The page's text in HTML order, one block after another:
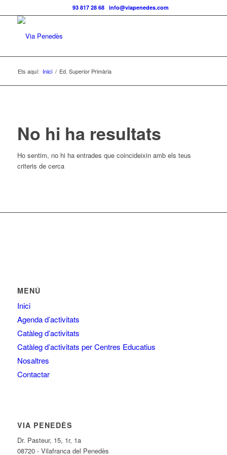
Telf.:93 817 28 68 |info@viapenedes.com
Ets aquí: Inici / Ed. Superior Primària
No hi ha resultats
Ho sentim, no hi ha entrades que coincideixin amb els teus
criteris de cerca
MENÚ
Inici
Agenda d’activitats
Catàleg d’activitats
Catàleg d’activitats per Centres Educatius
Nosaltres
Contactar
VIA PENEDÈS
Dr. Pasteur, 15, 1r, 1a
08720 - Vilafranca del Penedès